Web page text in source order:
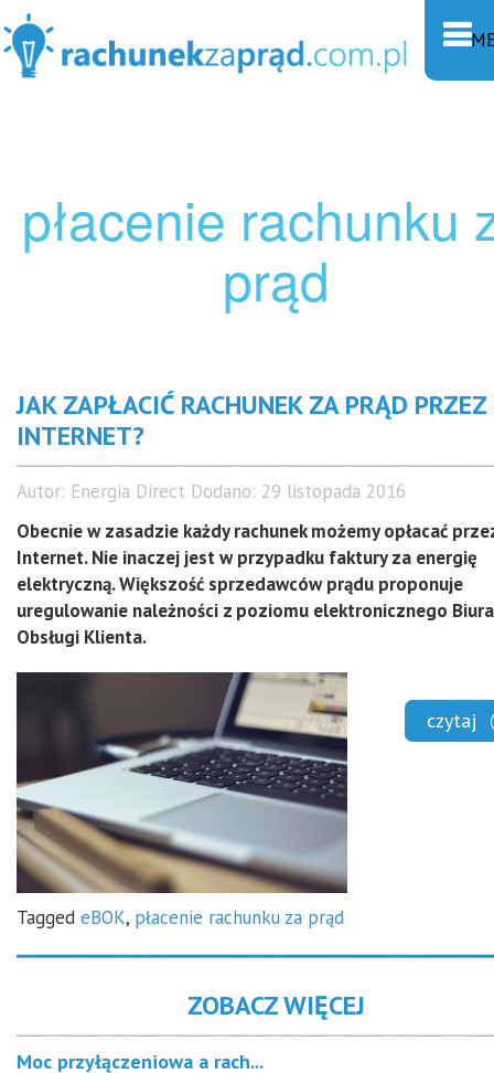
płacenie rachunku
prąd
JAK ZAPŁACIĆ RACHUNEK ZA PRĄD PRZEZ
INTERNET?
Autor: Energia Direct Dodano: 29 listopada 2016
Obecnie w zasadzie każdy rachunek możemy opłacać
Internet. Nie inaczej jest w przypadku faktury za energię
elektryczną. Większość sprzedawców prądu proponuje
uregulowanie należności z poziomu elektronicznego Biura
Obsługi Klienta.
czytaj
Tagged eBOK, płacenie rachunku za prąd
ZOBACZ WIĘCEJ
Moc przyłączeniowa a rach...